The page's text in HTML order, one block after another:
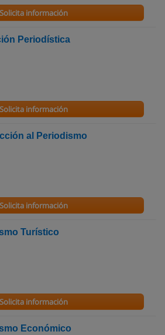
Solicita información
Periodística
Solicita información
al Periodismo
Solicita información
Turístico
Solicita información
Económico